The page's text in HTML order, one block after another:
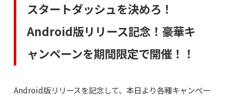
スタートダッシュを決めろ！
Android版リリース記念！豪華キ
ャンペーンを期間限定で開催！！
Android版リリースを記念して、本日より各種キャンペー